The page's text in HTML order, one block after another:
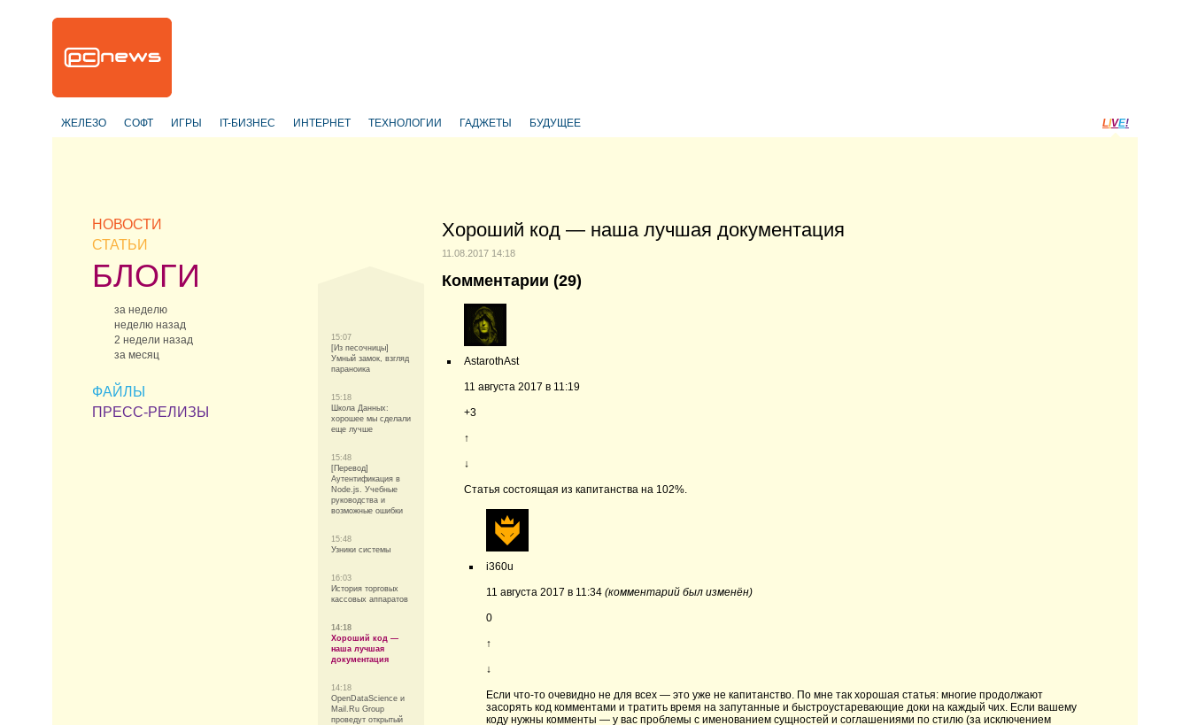
ЖЕЛЕЗО СОФТ ИГРЫ IT-БИЗНЕС ИНТЕРНЕТ ТЕХНОЛОГИИ ГАДЖЕТЫ БУДУЩЕЕ LIVE!
НОВОСТИ
СТАТЬИ
БЛОГИ
за неделю
неделю назад
2 недели назад
за месяц
ФАЙЛЫ
ПРЕСС-РЕЛИЗЫ
15:07
[Из песочницы]
Умный замок, взгляд
параноика
15:18
Школа Данных:
хорошее мы сделали
еще лучше
15:48
[Перевод]
Аутентификация в
Node.js. Учебные
руководства и
возможные ошибки
15:48
Узники системы
16:03
История торговых
кассовых аппаратов
14:18
Хороший код —
наша лучшая
документация
14:18
OpenDataScience и
Mail.Ru Group
проведут открытый
Хороший код — наша лучшая документация
11.08.2017 14:18
Комментарии (29)
AstarothAst
11 августа 2017 в 11:19
+3
↑
↓
Статья состоящая из капитанства на 102%.
i360u
11 августа 2017 в 11:34 (комментарий был изменён)
0
↑
↓
Если что-то очевидно не для всех — это уже не капитанство. По мне так хорошая статья: многие продолжают
засорять код комментами и тратить время на запутанные и быстроустаревающие доки на каждый чих. Если вашему
коду нужны комменты — у вас проблемы с именованием сущностей и соглашениями по стилю (за исключением